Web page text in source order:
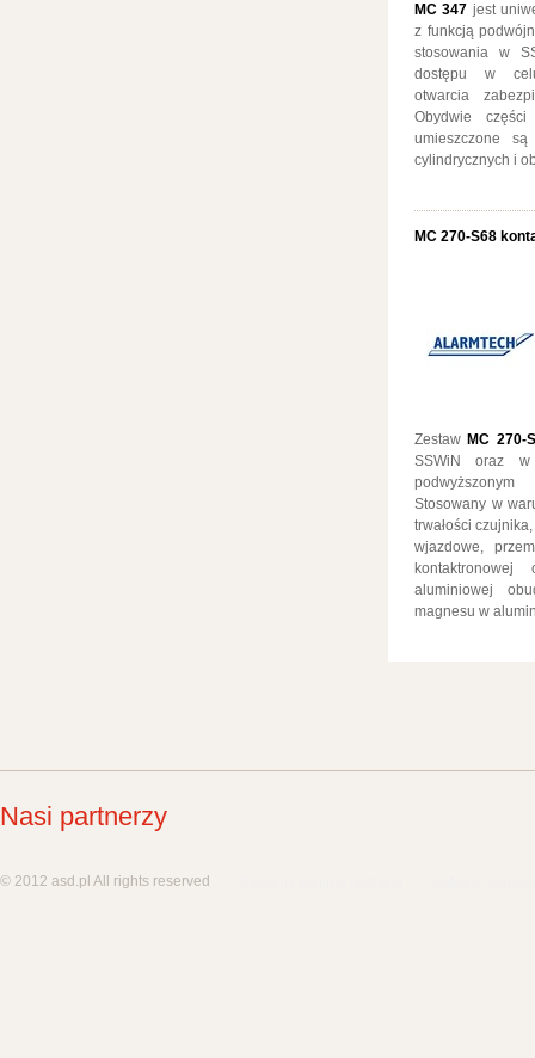
MC 347 jest
z funkcją
stosowania w
dostępu w
otwarcia
Obydwie
umieszczone są
cylindrycznych i
MC 270-S68
Zestaw MC 270-
SSWiN oraz w
Stosowany w
trwałości
wjazdowe,
aluminiowej
magnesu w
Nasi partnerzy
© 2012 asd.pl All rights reserved